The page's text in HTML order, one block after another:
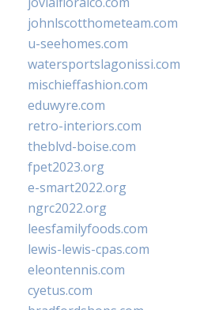
johnlscotthometeam.com
u-seehomes.com
watersportslagonissi.com
mischieffashion.com
eduwyre.com
retro-interiors.com
theblvd-boise.com
fpet2023.org
e-smart2022.org
ngrc2022.org
leesfamilyfoods.com
lewis-lewis-cpas.com
eleontennis.com
cyetus.com